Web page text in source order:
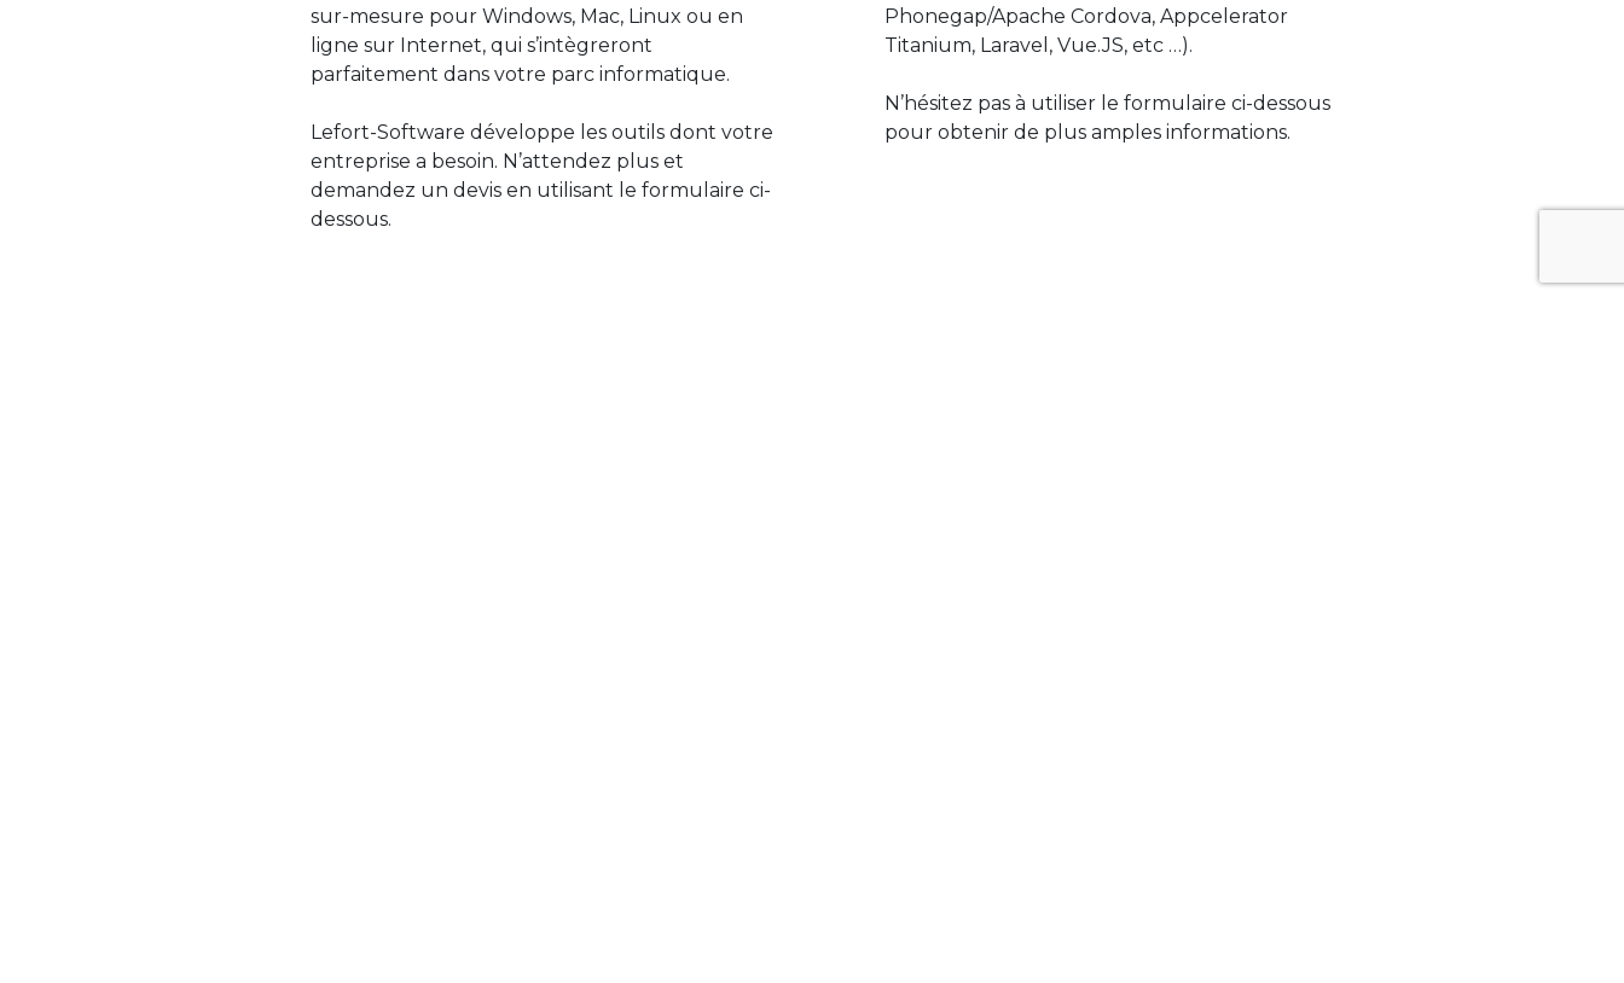
sur-mesure pour Windows, Mac, Linux ou en
ligne sur Internet, qui s’intègreront
parfaitement dans votre parc informatique.
Lefort-Software développe les outils dont votre
entreprise a besoin. N’attendez plus et
demandez un devis en utilisant le formulaire ci-
dessous.
Phonegap/Apache Cordova, Appcelerator
Titanium, Laravel, Vue.JS, etc …).
N’hésitez pas à utiliser le formulaire ci-dessous
pour obtenir de plus amples informations.